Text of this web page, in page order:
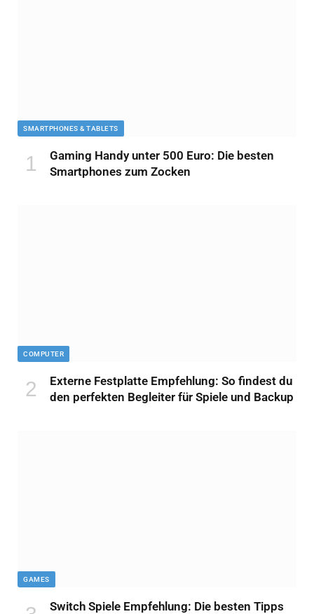
SMARTPHONES & TABLETS
Gaming Handy unter 500 Euro: Die besten
Smartphones zum Zocken
COMPUTER
Externe Festplatte Empfehlung: So findest du
den perfekten Begleiter für Spiele und Backup
GAMES
Switch Spiele Empfehlung: Die besten Tipps